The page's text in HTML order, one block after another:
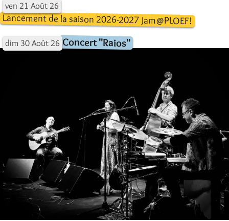
ven 21 Août 26
Lancement de la saison 2026-2027 Jam@PLOEF!
dim 30 Août 26 Concert "Raios"